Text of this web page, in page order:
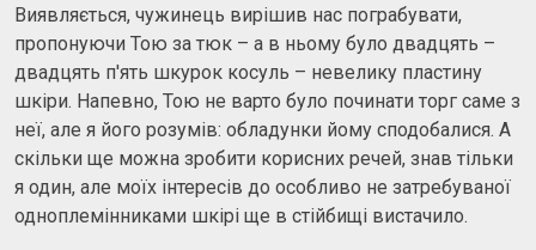
Виявляється, чужинець вирішив нас пограбувати,
пропонуючи Тою за тюк – а в ньому було двадцять –
двадцять п'ять шкурок косуль – невелику пластину
шкіри. Напевно, Тою не варто було починати торг саме з
неї, але я його розумів: обладунки йому сподобалися. А
скільки ще можна зробити корисних речей, знав тільки
я один, але моїх інтересів до особливо не затребуваної
одноплемінниками шкірі ще в стійбищі вистачило.